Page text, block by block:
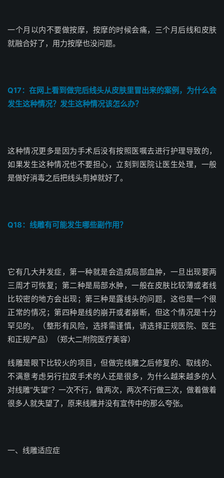
一个月以内不要做按摩，按摩的时候会痛，三个月后线和皮肤
就融合好了，用力按摩也没问题。
Q17：在网上看到做完后线头从皮肤里冒出来的案例，为什么会
发生这种情况？发生这种情况该怎么办？
这种情况更多是因为手术后没有按照医嘱去进行护理导致的，
如果发生这种情况也不要担心，立刻到医院让医生处理，一般
是做好消毒之后把线头剪掉就好了。
Q18：线雕有可能发生哪些副作用？
它有几大并发症，第一种就是会造成局部血肿，一旦出现要两
三周才可恢复；第二种是局部水肿，一般在皮肤比较薄或者线
比较密的地方会出现；第三种是露线头的问题，这也是一个很
正常的情况；第四种是线的崩开或者崩断，但这个情况是十分
罕见的。（整形有风险，选择需谨慎，请选择正规医院、医生
和正规产品）（郑大二附院医疗美容）
线雕是眼下比较火的项目，但做完线雕之后修复的、取线的、
不满意考虑另行拉皮手术的人还是很多，为什么越来越多的人
对线雕“失望”？一次不行，做两次，两次不行做三次，做着做着
很多人就失望了，原来线雕并没有宣传中的那么夸张。
一、线雕适应症